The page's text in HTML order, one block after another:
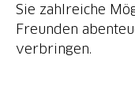
Sie zahlreiche
Freunden
verbringen.